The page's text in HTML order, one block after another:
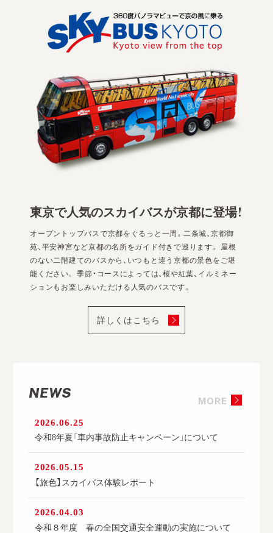
東京で人気のスカイバスが京都に登場！
オープントップバスで京都をぐるっと一周。二条城、京都御
苑、平安神宮など京都の名所をガイド付きで巡ります。 屋根
のない二階建てのバスから、いつもと違う京都の景色をご堪
能ください。 季節・コースによっては、桜や紅葉、イルミネー
ションもお楽しみいただける人気のバスです。
詳しくはこちら
NEWS
2026.06.25
令和8年夏「車内事故防止キャンペーン」について
2026.05.15
【旅色】スカイバス体験レポート
2026.04.03
令和８年度 春の全国交通安全運動の実施について
MORE